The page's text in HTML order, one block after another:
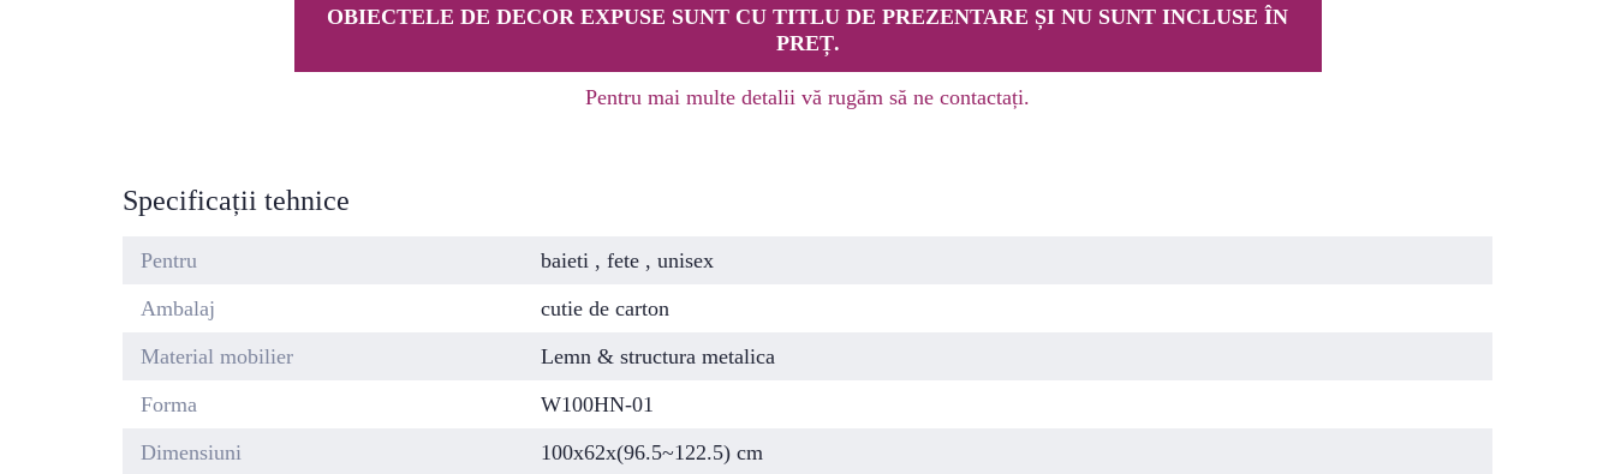
OBIECTELE DE DECOR EXPUSE SUNT CU TITLU DE PREZENTARE ȘI NU SUNT INCLUSE ÎN
PREȚ.
Pentru mai multe detalii vă rugăm să ne contactați.
Specificații tehnice
Pentru
baieti , fete , unisex
Ambalaj
cutie de carton
Material mobilier
Lemn & structura metalica
Forma
W100HN-01
Dimensiuni
100x62x(96.5~122.5) cm